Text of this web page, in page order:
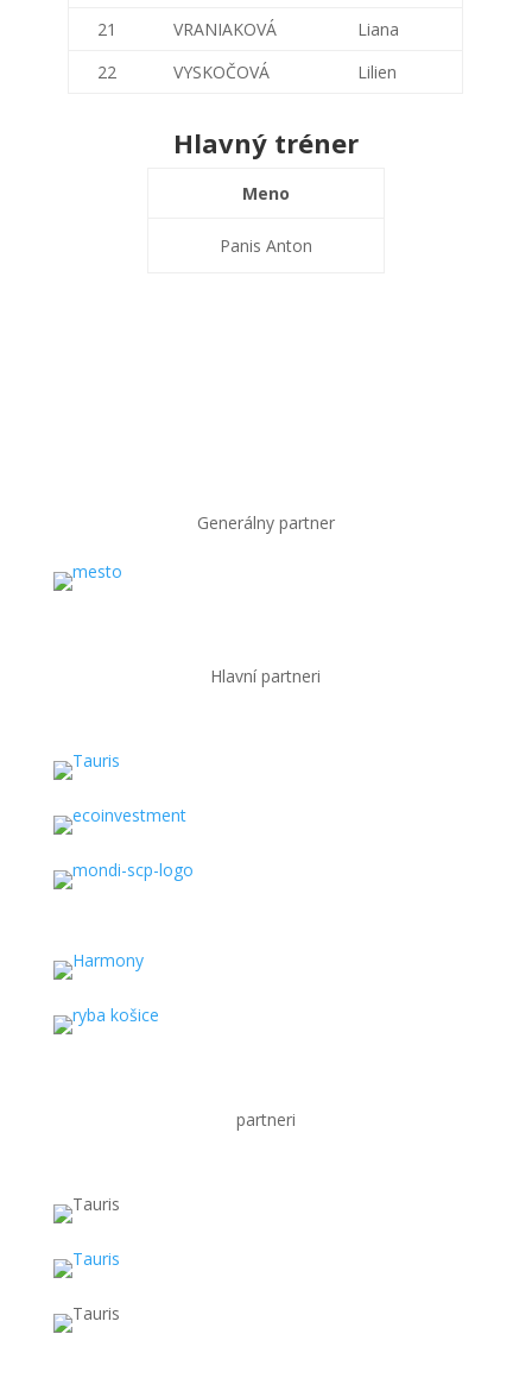
21 VRANIAKOVÁ
Liana
22
VYSKOČOVÁ Lilien
Hlavný tréner
Meno
Panis Anton
Generálny partner
Hlavní partneri
partneri